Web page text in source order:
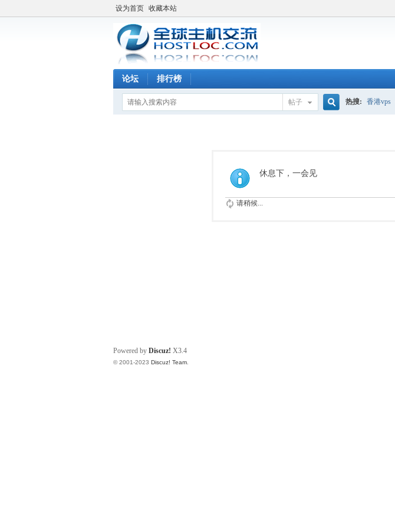
设为首页 收藏本站
论坛 排行榜
帖子 热搜: 香港vps
休息下，一会见
请稍候...
Powered by Discuz! X3.4
© 2001-2023 Discuz! Team